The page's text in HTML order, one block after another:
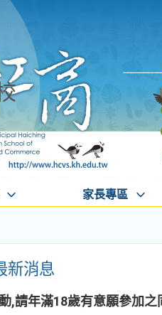
家長專區
新消息
,請年滿18歲有意願參加